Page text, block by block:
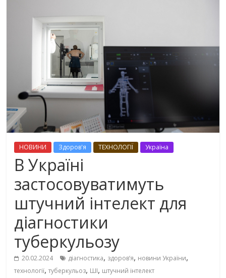
НОВИНИ Здоров'я ТЕХНОЛОГІЇ Україна
В Україні
застосовуватимуть
штучний інтелект для
діагностики
туберкульозу
20.02.2024 діагностика, здоров’я, новини України,
технології,туберкульоз, ШІ, штучний інтелект